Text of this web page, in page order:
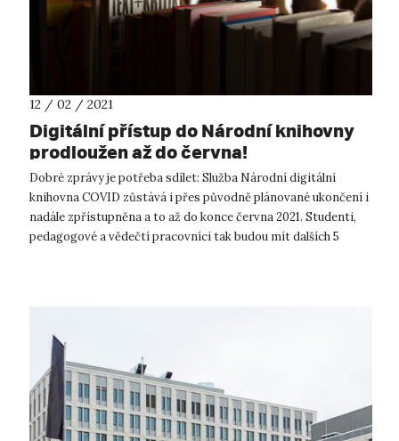
12 / 02 / 2021
Digitální přístup do Národní knihovny
prodloužen až do června!
Dobré zprávy je potřeba sdílet: Služba Národní digitální
knihovna COVID zůstává i přes původně plánované ukončení i
nadále zpřístupněna a to až do konce června 2021. Studenti,
pedagogové a vědečtí pracovníci tak budou mít dalších 5